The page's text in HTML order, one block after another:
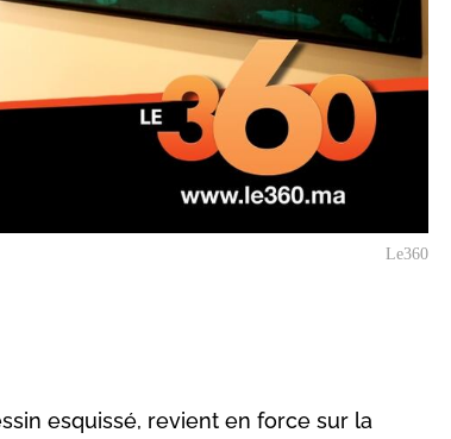
Le360
esquissé, revient en force sur la